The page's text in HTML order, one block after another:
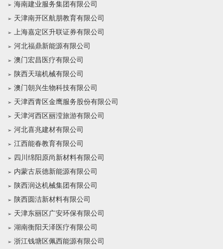
海南建业服务集团有限公司
天津南开区航朋教育有限公司
上海嘉定区升联证券有限公司
河北福鼎新能源有限公司
澳门宏昌医疗有限公司
陕西天瑞机械有限公司
澳门朝兴生物科技有限公司
天津西青区金鹰服务股份有限公司
天津河西区丽滢旅游有限公司
河北喜兆建材有限公司
江西能春教育有限公司
四川绵阳原尚新材料有限公司
内蒙古辰德新能源有限公司
陕西润达机械集团有限公司
陕西圆洁新材料有限公司
天津东丽区广安环保有限公司
湖南衡阳天泽医疗有限公司
浙江钱塘区佩西能源有限公司